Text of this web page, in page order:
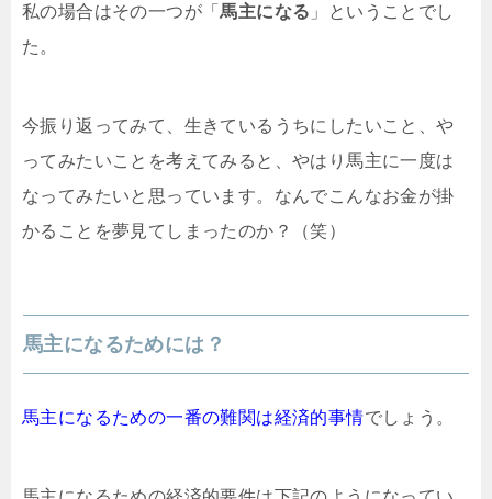
私の場合はその一つが「馬主になる 」ということでし
た。
今振り返ってみて、生きているうちにしたいこと、や
ってみたいことを考えてみると、やはり馬主に一度は
なってみたいと思っています。なんでこんなお金が掛
かることを夢見てしまったのか？（笑）
馬主になるためには？
馬主になるための一番の難関は経済的事情でしょう。